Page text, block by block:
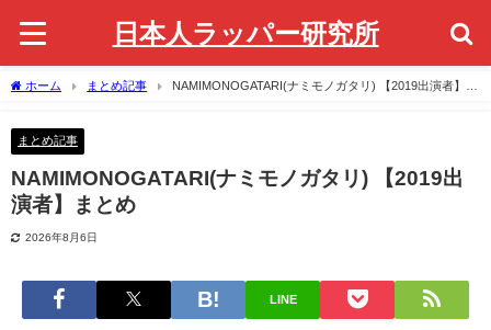
日本人ラッパー研究所
ホーム まとめ記事
NAMIMONOGATARI(ナミモノガタリ) 【2019出演者】ま
まとめ記事
NAMIMONOGATARI(ナミモノガタリ) 【2019出
演者】まとめ
2026年8月6日
LINE